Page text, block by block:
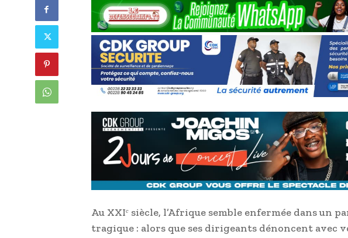
Au XXIᵉ siècle, l’Afrique semble enfermée dans un
tragique : alors que ses dirigeants dénoncent avec